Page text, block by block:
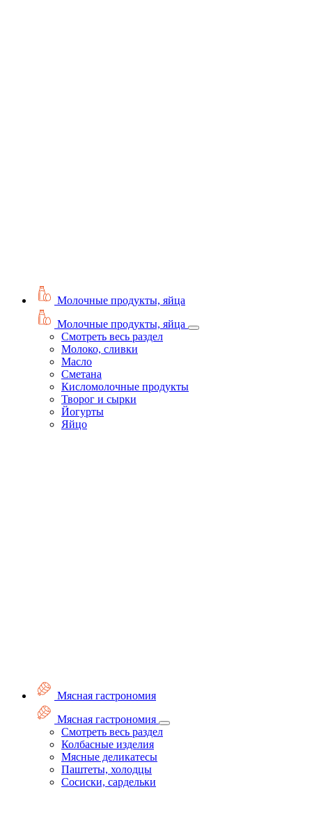
Молочные продукты, яйца
Молочные продукты, яйца
Смотреть весь раздел
Молоко, сливки
Масло
Сметана
Кисломолочные продукты
Творог и сырки
Йогурты
Яйцо
Мясная гастрономия
Мясная гастрономия
Смотреть весь раздел
Колбасные изделия
Мясные деликатесы
Паштеты, холодцы
Сосиски, сардельки